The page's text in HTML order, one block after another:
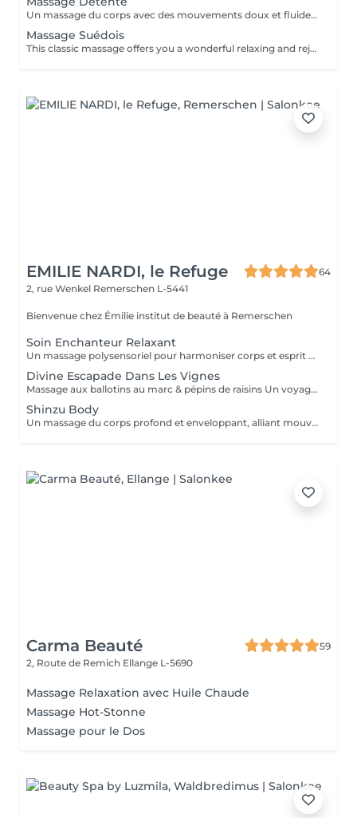
Un massage du corps avec des mouvements doux et fluides. Utile pour rajeunir la peau, soulager les tensions et le stress, éclaircir l'esprit et favoriser la circulation sanguine.
Massage Suédois
This classic massage offers you a wonderful relaxing and rejuvenating experience to improve your circulation and promote relaxation by soothing your muscles.
EMILIE NARDI, le Refuge
64
2, rue Wenkel Remerschen L-5441
Bienvenue chez Émilie institut de beauté à Remerschen
Soin Enchanteur Relaxant
Un massage polysensoriel pour harmoniser corps et esprit dans une bulle de volupté. Prodigué à l'Huile Sensuelle Volupté aux notes de fruits rouges et de raisin, ce soin enveloppe et apaise le corps et l'esprit. L'alliance précieuse de pépins de raisin issus de vignobles d'exception et d'extrait de cassis laisse la peau intensément nourrie, douce et soyeuse. Un pur moment d'évasion olfactive et sensorielle.
Divine Escapade Dans Les Vignes
Massage aux ballotins au marc & pépins de raisins Un voyage inspiré des rituels ancestraux thaïlandais, revisités en vinothérapie. Ce soin relaxant associe manuvres manuelles et ballotins chauds infusés de marc et de pépins de raisin, pour drainer, détendre et purifier en profondeur. Une immersion totale dans une balade au coeur des vignes, entre chaleur bienfaisante et énergie retrouvée.
Shinzu Body
Un massage du corps profond et enveloppant, alliant mouvements manuels, énergétique et baguette Kansa. Ce soin libérateur stimule la circulation, régule le système nerveux et apaise les tensions émotionnelles. Il t'invite à un voyage intérieur unique, reconnectant corps, cur et esprit dans une expérience sensorielle profonde et vibratoire.
Carma Beauté
59
2, Route de Remich Ellange L-5690
Massage Relaxation avec Huile Chaude
Massage Hot-Stonne
Massage pour le Dos